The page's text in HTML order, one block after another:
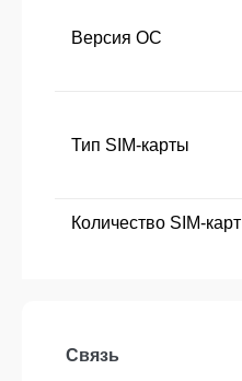
Версия ОС
Тип SIM-карты
Количество SIM-карт
Связь